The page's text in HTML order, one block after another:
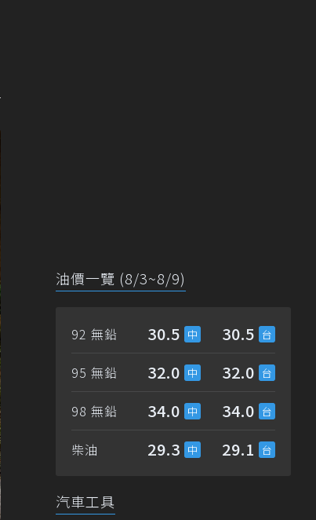
油價一覽 (8/3~8/9)
92 無鉛 30.5 30.5
95 無鉛 32.0 32.0
98 無鉛 34.0 34.0
柴油 29.3 29.1
汽車工具